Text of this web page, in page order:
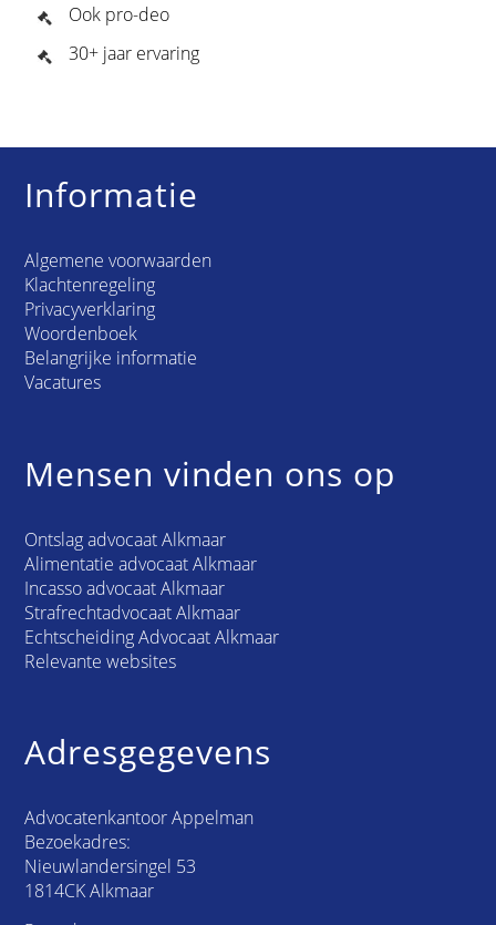
Ook pro-deo
30+ jaar ervaring
Informatie
Algemene voorwaarden
Klachtenregeling
Privacyverklaring
Woordenboek
Belangrijke informatie
Vacatures
Mensen vinden ons op
Ontslag advocaat Alkmaar
Alimentatie advocaat Alkmaar
Incasso advocaat Alkmaar
Strafrechtadvocaat Alkmaar
Echtscheiding Advocaat Alkmaar
Relevante websites
Adresgegevens
Advocatenkantoor Appelman
Bezoekadres:
Nieuwlandersingel 53
1814CK Alkmaar